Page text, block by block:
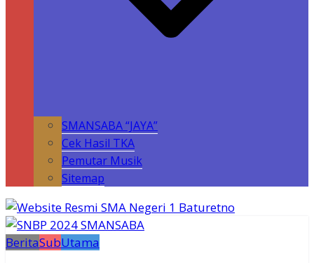
SMANSABA “JAYA”
Cek Hasil TKA
Pemutar Musik
Sitemap
BeritaSubUtama